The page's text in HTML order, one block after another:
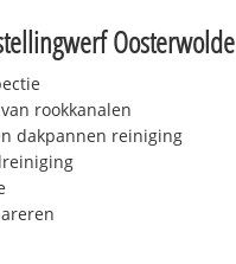
Oosterwolde
rookkanalen
dakpannen reiniging